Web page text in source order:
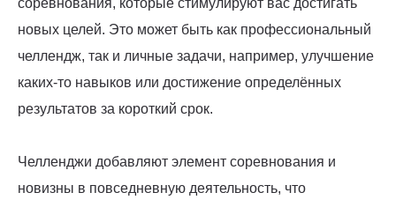
новых целей. Это может быть как профессиональный
челлендж, так и личные задачи, например, улучшение
каких-то навыков или достижение определённых
результатов за короткий срок.
Челленджи добавляют элемент соревнования и
новизны в повседневную деятельность, что